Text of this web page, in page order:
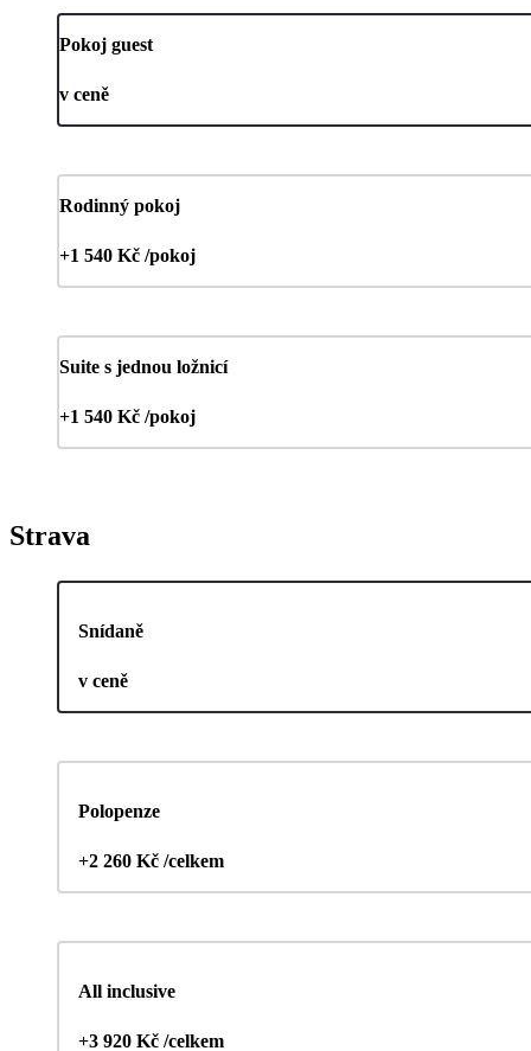
Pokoj guest
v ceně
Rodinný pokoj
+1 540 Kč /pokoj
Suite s jednou ložnicí
+1 540 Kč /pokoj
Strava
Snídaně
v ceně
Polopenze
+2 260 Kč /celkem
All inclusive
+3 920 Kč /celkem